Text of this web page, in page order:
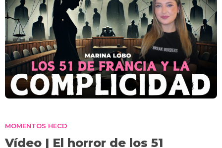
MOMENTOS HECD
Vídeo | El horror de los 51